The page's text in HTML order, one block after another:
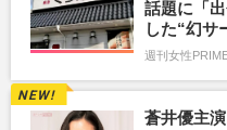
話題に「
した“幻サ
週刊女性
蒼井優主